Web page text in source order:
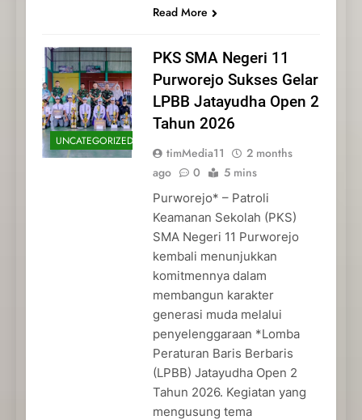
Read More
UNCATEGORIZED
PKS SMA Negeri 11
Purworejo Sukses Gelar
LPBB Jatayudha Open 2
Tahun 2026
timMedia11
2 months
ago
0 5 mins
Purworejo* – Patroli
Keamanan Sekolah (PKS)
SMA Negeri 11 Purworejo
kembali menunjukkan
komitmennya dalam
membangun karakter
generasi muda melalui
penyelenggaraan *Lomba
Peraturan Baris Berbaris
(LPBB) Jatayudha Open 2
Tahun 2026. Kegiatan yang
mengusung tema